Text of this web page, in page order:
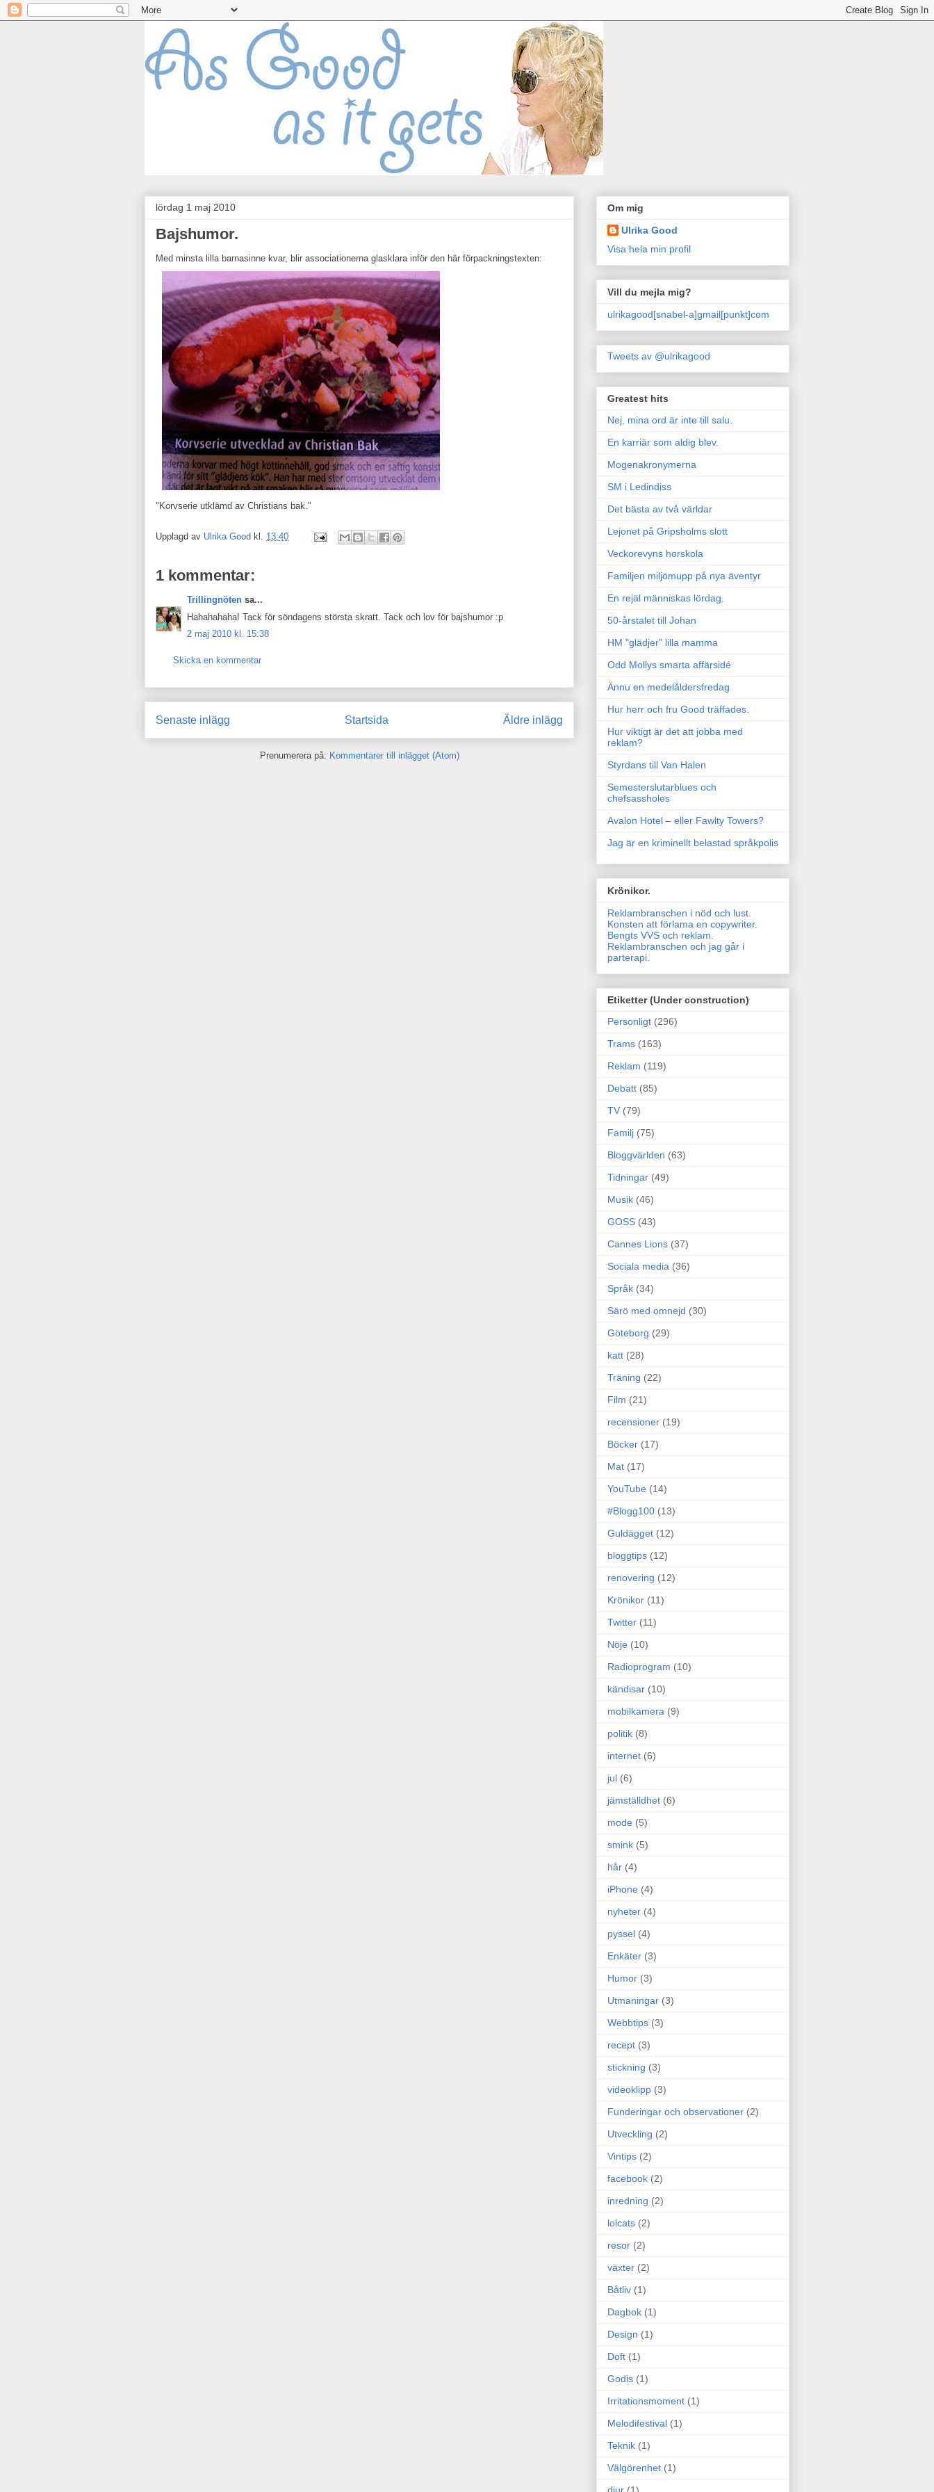
lördag 1 maj 2010
Bajshumor.
Med minsta lilla barnasinne kvar, blir associationerna glasklara inför den här förpackningstexten:
"Korvserie utklämd av Christians bak."
Upplagd av Ulrika Good kl. 13:40
1 kommentar:
Trillingnöten sa...
Hahahahaha! Tack för söndagens största skratt. Tack och lov för bajshumor :p
2 maj 2010 kl. 15:38
Skicka en kommentar
Senaste inlägg Äldre inlägg
Startsida
Prenumerera på: Kommentarer till inlägget (Atom)
Om mig
Ulrika Good
Visa hela min profil
Vill du mejla mig?
ulrikagood[snabel-a]gmail[punkt]com
Tweets av @ulrikagood
Greatest hits
Nej, mina ord är inte till salu.
En karriär som aldig blev.
Mogenakronymerna
SM i Ledindiss
Det bästa av två världar
Lejonet på Gripsholms slott
Veckorevyns horskola
Familjen miljömupp på nya äventyr
En rejäl människas lördag.
50-årstalet till Johan
HM "glädjer" lilla mamma
Odd Mollys smarta affärsidé
Ännu en medelåldersfredag
Hur herr och fru Good träffades.
Hur viktigt är det att jobba med
reklam?
Styrdans till Van Halen
Semesterslutarblues och
chefsassholes
Avalon Hotel – eller Fawlty Towers?
Jag är en kriminellt belastad språkpolis
Krönikor.
Reklambranschen i nöd och lust.
Konsten att förlama en copywriter.
Bengts VVS och reklam.
Reklambranschen och jag går i
parterapi.
Etiketter (Under construction)
Personligt (296)
Trams (163)
Reklam (119)
Debatt (85)
TV (79)
Familj (75)
Bloggvärlden (63)
Tidningar (49)
Musik (46)
GOSS (43)
Cannes Lions (37)
Sociala media (36)
Språk (34)
Särö med omnejd (30)
Göteborg (29)
katt (28)
Träning (22)
Film (21)
recensioner (19)
Böcker (17)
Mat (17)
YouTube (14)
#Blogg100 (13)
Guldägget (12)
bloggtips (12)
renovering (12)
Krönikor (11)
Twitter (11)
Nöje (10)
Radioprogram (10)
kändisar (10)
mobilkamera (9)
politik (8)
internet (6)
jul (6)
jämställdhet (6)
mode (5)
smink (5)
hår (4)
iPhone (4)
nyheter (4)
pyssel (4)
Enkäter (3)
Humor (3)
Utmaningar (3)
Webbtips (3)
recept (3)
stickning (3)
videoklipp (3)
Funderingar och observationer (2)
Utveckling (2)
Vintips (2)
facebook (2)
inredning (2)
lolcats (2)
resor (2)
växter (2)
Båtliv (1)
Dagbok (1)
Design (1)
Doft (1)
Godis (1)
Irritationsmoment (1)
Melodifestival (1)
Teknik (1)
Välgörenhet (1)